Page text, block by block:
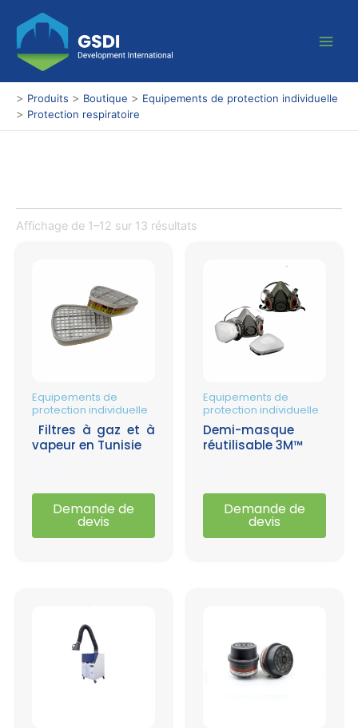
contenu
> Produits > Boutique > Equipements de protection individuelle
> Protection respiratoire
Affichage de 1–12 sur 13 résultats
Equipements de
protection individuelle
Filtres à gaz et à
vapeur en Tunisie
Note
5
Demande de
devis
Equipements de
protection individuelle
Demi-masque
réutilisable 3M™
Note
5
Demande de
devis